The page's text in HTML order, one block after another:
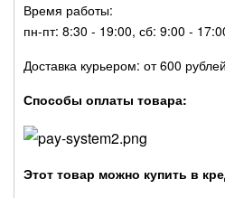
Время работы:
пн-пт: 8:30 - 19:00, сб: 9:00 -
Доставка курьером: от 600 рублей
Способы оплаты товара:
Этот товар можно купить в